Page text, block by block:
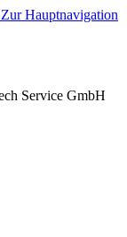
Zur Hauptnavigation
Service GmbH